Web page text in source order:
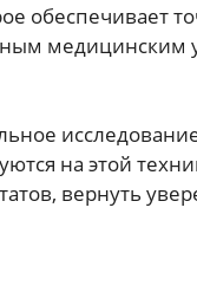
обеспечивает
на этой
вернуть